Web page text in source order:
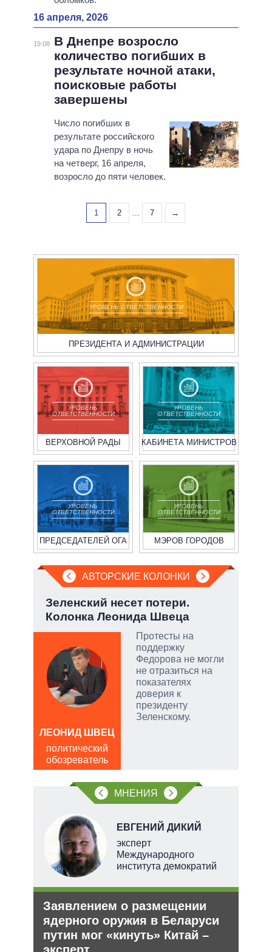
16 апреля, 2026
19:08
В Днепре возросло
количество погибших в
результате ночной атаки,
поисковые работы
завершены
Число погибших в
результате российского
удара по Днепру в ночь
на четверг, 16 апреля,
возросло до пяти человек.
1 2 ... 7 →
УРОВЕНЬ ОТВЕТСТВЕННОСТИ
ПРЕЗИДЕНТА И АДМИНИСТРАЦИИ
УРОВЕНЬ
ОТВЕТСТВЕННОСТИ
ВЕРХОВНОЙ РАДЫ
УРОВЕНЬ
ОТВЕТСТВЕННОСТИ
КАБИНЕТА МИНИСТРОВ
УРОВЕНЬ
ОТВЕТСТВЕННОСТИ
ПРЕДСЕДАТЕЛЕЙ ОГА
УРОВЕНЬ
ОТВЕТСТВЕННОСТИ
МЭРОВ ГОРОДОВ
АВТОРСКИЕ КОЛОНКИ
Зеленский несет потери.
Колонка Леонида Швеца
Протесты на
поддержку
Федорова не могли
не отразиться на
показателях
доверия к
президенту
Зеленскому.
ЛЕОНИД ШВЕЦ
политический
обозреватель
МНЕНИЯ
ЕВГЕНИЙ ДИКИЙ
эксперт
Международного
института демократий
Заявлением о размещении
ядерного оружия в Беларуси
путин мог «кинуть» Китай –